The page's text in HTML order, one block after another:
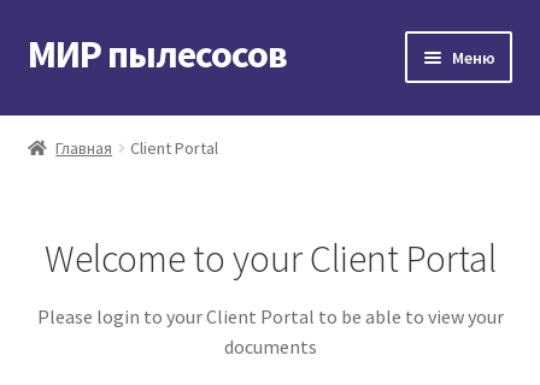
Перейти
к
Перейти
к
МИР пылесосов Меню
Главная
Доставка и оплата
Контакты
Главная Client Portal
Welcome to your Client Portal
Please login to your Client Portal to be able to view your
documents